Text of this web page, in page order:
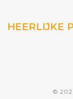
HEERLIJKE
©